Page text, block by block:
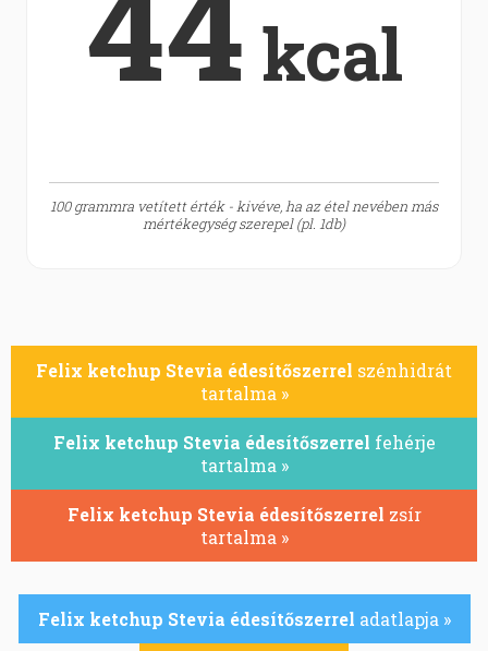
kcal
100 grammra vetített érték - kivéve, ha az étel nevében más
mértékegység szerepel (pl. 1db)
Felix ketchup Stevia édesítőszerrel szénhidrát
tartalma »
Felix ketchup Stevia édesítőszerrel fehérje
tartalma »
Felix ketchup Stevia édesítőszerrel zsír
tartalma »
Felix ketchup Stevia édesítőszerrel adatlapja »